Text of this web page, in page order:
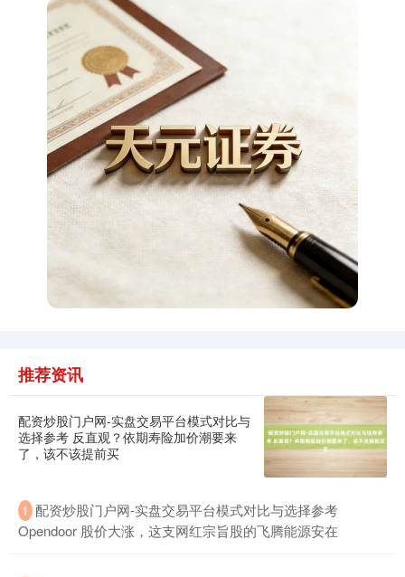
上证综指 3940.04 +39.68 +1.02%
深证成指
推荐资讯
配资炒股门户网-实盘交易平台模式对比与
选择参考 反直观？依期寿险加价潮要来
了，该不该提前买
1 配资炒股门户网-实盘交易平台模式对比与选择参考
Opendoor 股价大涨，这支网红宗旨股的飞腾能源安在